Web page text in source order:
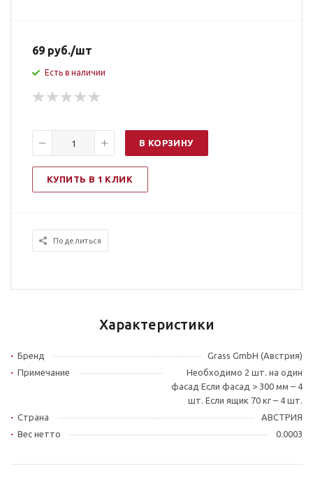
69 руб./шт
Есть в наличии
В КОРЗИНУ
КУПИТЬ В 1 КЛИК
Поделиться
Характеристики
Бренд
Grass GmbH (Австрия)
Примечание
Необходимо 2 шт. на один
фасад Если фасад > 300 мм – 4
шт. Если ящик 70 кг – 4 шт.
Страна
АВСТРИЯ
Вес нетто
0.0003